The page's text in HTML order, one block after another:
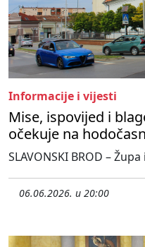
Informacije i vijesti
Mise, ispovijed i
očekuje na
SLAVONSKI BROD –
06.06.2026. u 20:00